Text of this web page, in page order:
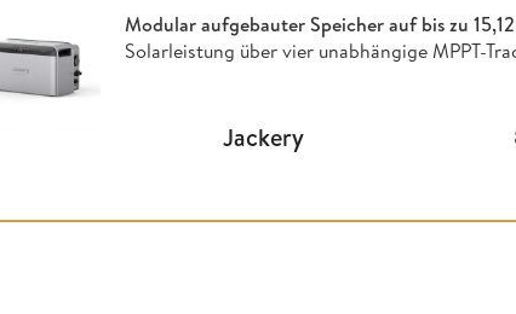
Modular aufgebauter Speicher auf bis zu
Solarleistung über vier unabhängige MPPT-
Jackery